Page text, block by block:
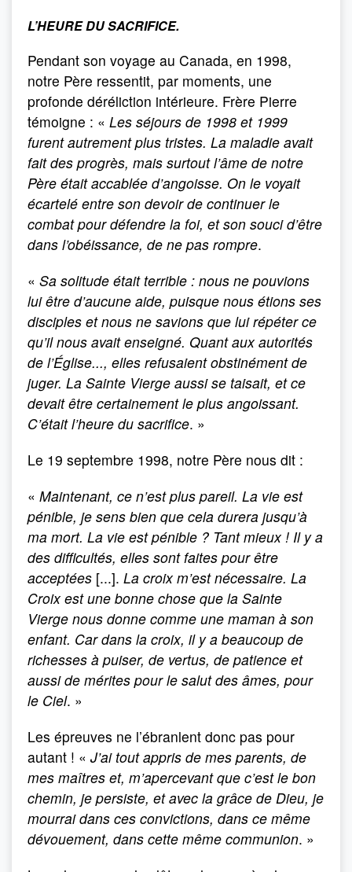
L’HEURE DU SACRIFICE.
Pendant son voyage au Canada, en 1998,
notre Père ressentit, par moments, une
profonde déréliction intérieure. Frère Pierre
témoigne : « Les séjours de 1998 et 1999
furent autrement plus tristes. La maladie avait
fait des progrès, mais surtout l’âme de notre
Père était accablée d’angoisse. On le voyait
écartelé entre son devoir de continuer le
combat pour défendre la foi, et son souci d’être
dans l’obéissance, de ne pas rompre.
« Sa solitude était terrible : nous ne pouvions
lui être d’aucune aide, puisque nous étions ses
disciples et nous ne savions que lui répéter ce
qu’il nous avait enseigné. Quant aux autorités
de l’Église..., elles refusaient obstinément de
juger. La Sainte Vierge aussi se taisait, et ce
devait être certainement le plus angoissant.
C’était l’heure du sacrifice. »
Le 19 septembre 1998, notre Père nous dit :
« Main­tenant, ce n’est plus pareil. La vie est
pénible, je sens bien que cela durera jusqu’à
ma mort. La vie est pénible ? Tant mieux ! Il y a
des difficultés, elles sont faites pour être
acceptées [...]. La croix m’est nécessaire. La
Croix est une bonne chose que la Sainte
Vierge nous donne comme une maman à son
enfant. Car dans la croix, il y a beaucoup de
richesses à puiser, de vertus, de patience et
aussi de mérites pour le salut des âmes, pour
le Ciel. »
Les épreuves ne l’ébranlent donc pas pour
autant ! « J’ai tout appris de mes parents, de
mes maîtres et, m’apercevant que c’est le bon
chemin, je persiste, et avec la grâce de Dieu, je
mourrai dans ces convictions, dans ce même
dévouement, dans cette même communion. »